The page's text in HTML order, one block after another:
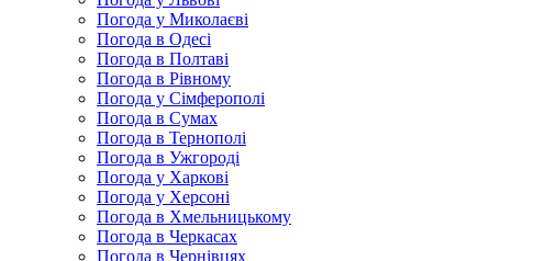
Погода у Миколаєві
Погода в Одесі
Погода в Полтаві
Погода в Рівному
Погода у Сімферополі
Погода в Сумах
Погода в Тернополі
Погода в Ужгороді
Погода у Харкові
Погода у Херсоні
Погода в Хмельницькому
Погода в Черкасах
Погода в Чернівцях